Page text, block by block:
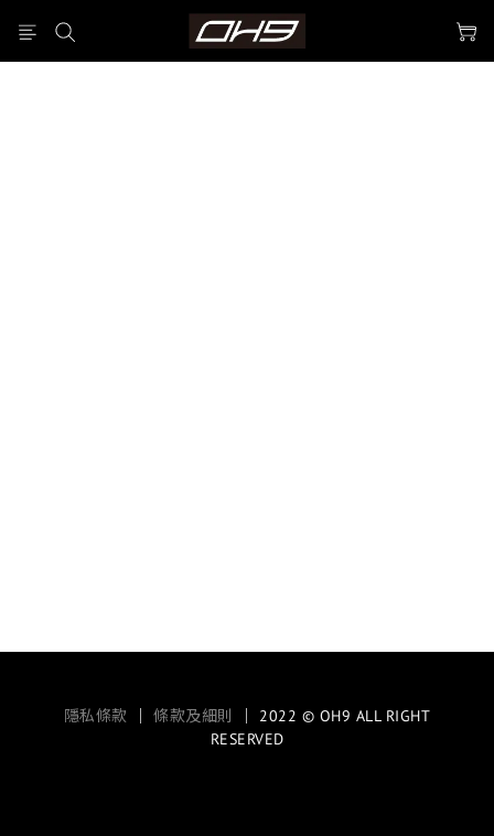
隱私條款 ｜條款及細則
｜ 2022 © OH9 ALL RIGHT
RESERVED